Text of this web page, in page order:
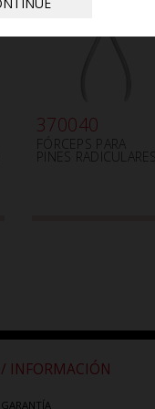
370040
FÓRCEPS PARA
PINES RADICULARES
/ INFORMACIÓN
GARANTÍA